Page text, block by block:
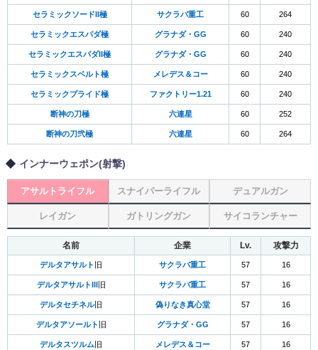
セラミックソードII極 サクラバ重工 60 264
セラミックエスパダ極 グラナダ・GG 60 240
セラミックエスパダII極 グラナダ・GG 60 240
セラミックスベルト極 メレデス＆コー 60 240
セラミックプライド極 ファクトリー1.21 60 240
断神の刀極 六連星 60 252
断神の刀弐極 六連星 60 264
インナーウェポン(射撃)
アサルトライフル スナイパーライフル デュアルガン
レイガン ガトリングガン サイコランチャー
名前 企業 Lv. 攻撃力
デルタアサルト 旧 サクラバ重工 57 16
デルタアサルトIII 旧 サクラバ重工 57 16
デルタセチネル旧 偽りなき真心堂 57 16
デルタアソールト 旧 グラナダ・GG 57 16
デルタスツルム 旧 メレデス＆コー 57 16